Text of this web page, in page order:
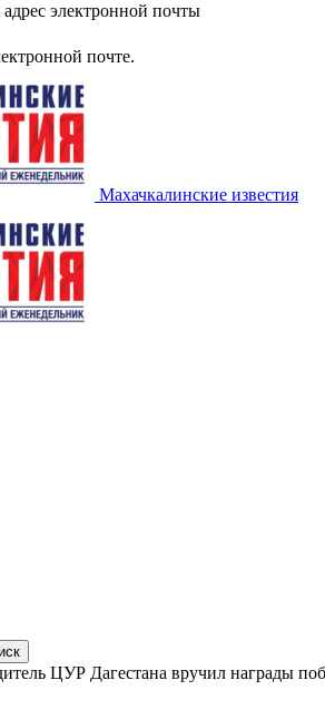
электронной почты
почте.
Махачкалинские известия
ЦУР Дагестана вручил награды